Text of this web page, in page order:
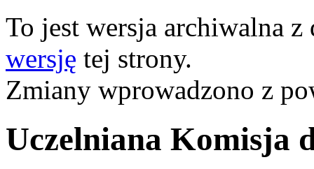
To jest wersja archiwalna
wersję tej strony.
Zmiany wprowadzono z
Uczelniana Komisja